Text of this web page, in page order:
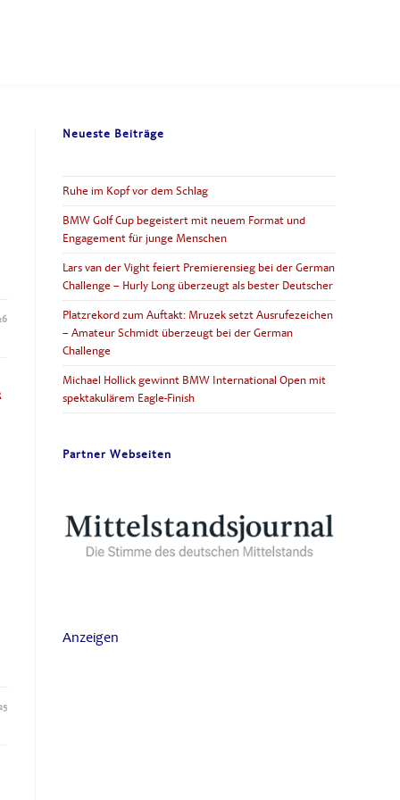
Neueste Beiträge
Ruhe im Kopf vor dem Schlag
BMW Golf Cup begeistert mit neuem Format und
Engagement für junge Menschen
Lars van der Vight feiert Premierensieg bei der German
Challenge – Hurly Long überzeugt als bester Deutscher
Platzrekord zum Auftakt: Mruzek setzt Ausrufezeichen
– Amateur Schmidt überzeugt bei der German
Challenge
Michael Hollick gewinnt BMW International Open mit
spektakulärem Eagle-Finish
Partner Webseiten
Anzeigen